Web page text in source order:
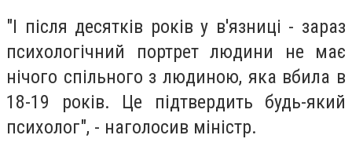
"І після десятків років у в'язниці - зараз
психологічний портрет людини не має
нічого спільного з людиною, яка вбила в
18-19 років. Це підтвердить будь-який
психолог", - наголосив міністр.